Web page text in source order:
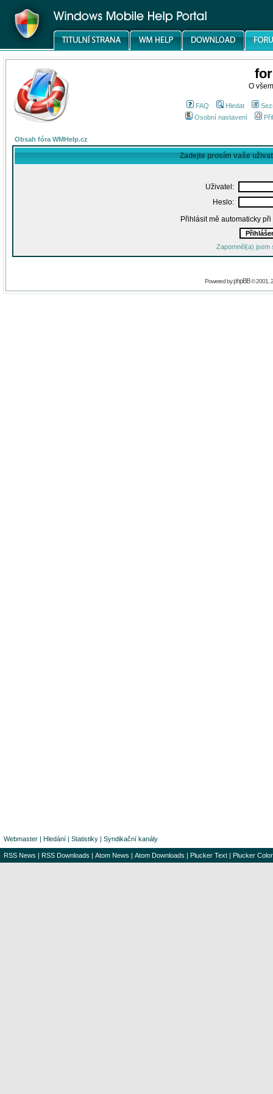
O
FAQ Hledat
Osobní nastavení
Obsah fóra WMHelp.cz
Zadejte prosím vaše
Uživatel:
Heslo:
Přihlásit mě automaticky
Zapomněl(a) jsem
Powered byphpBB© 2001,
Webmaster | Hledání | Statistiky | Syndikační kanály
RSS News | RSS Downloads | Atom News | Atom Downloads | Plucker Text | Plucker Color